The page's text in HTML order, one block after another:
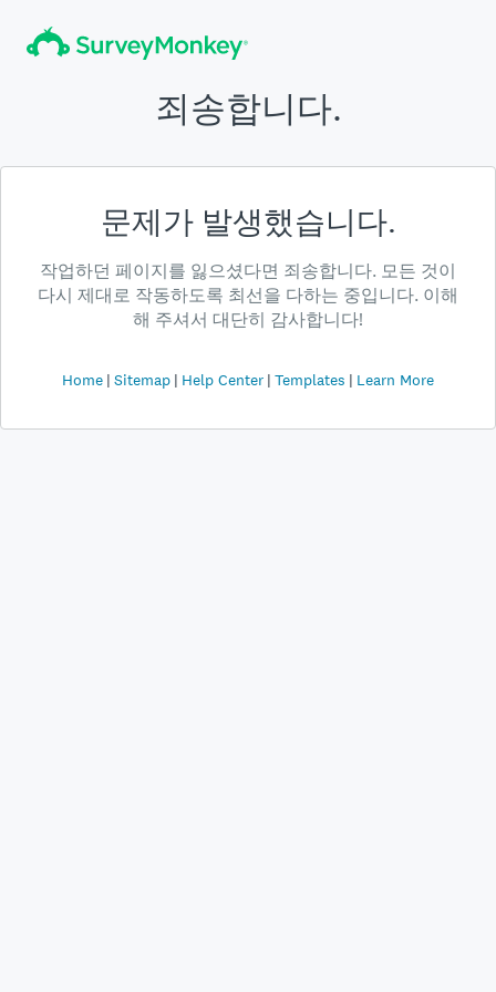
죄송합니다.
문제가 발생했습니다.
작업하던 페이지를 잃으셨다면 죄송합니다. 모든 것이
다시 제대로 작동하도록 최선을 다하는 중입니다. 이해
해 주셔서 대단히 감사합니다!
Home Sitemap Help Center Templates Learn More